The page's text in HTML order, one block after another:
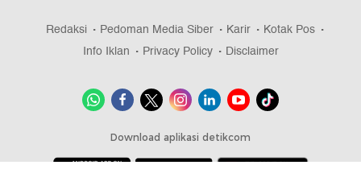
Redaksi Pedoman Media Siber Karir
Kotak Pos
Info Iklan
Privacy Policy Disclaimer
Download aplikasi detikcom